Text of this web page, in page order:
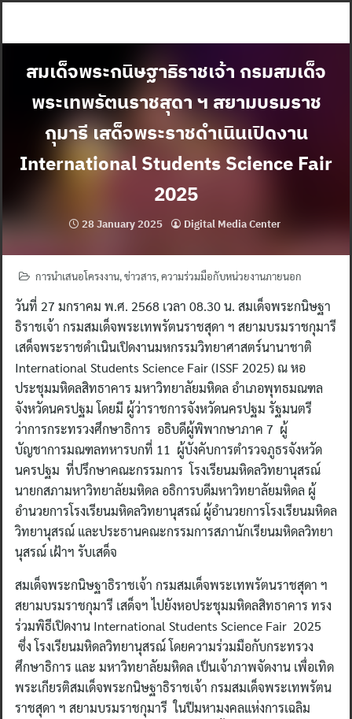
สมเด็จพระกนิษฐาธิราชเจ้า กรมสมเด็จ
พระเทพรัตนราชสุดา ฯ สยามบรมราช
กุมารี เสด็จพระราชดำเนินเปิดงาน
International Students Science Fair
2025
28 January 2025 Digital Media Center
การนำเสนอโครงงาน,ข่าวสาร,ความร่วมมือกับหน่วยงานภายนอก
วันที่ 27 มกราคม พ.ศ. 2568 เวลา 08.30 น. สมเด็จพระกนิษฐา
ธิราชเจ้า กรมสมเด็จพระเทพรัตนราชสุดา ฯ สยามบรมราชกุมารี
เสด็จพระราชดำเนินเปิดงานมหกรรมวิทยาศาสตร์นานาชาติ
International Students Science Fair (ISSF 2025) ณ หอ
ประชุมมหิดลสิทธาคาร มหาวิทยาลัยมหิดล อำเภอพุทธมณฑล
จังหวัดนครปฐม โดยมี ผู้ว่าราชการจังหวัดนครปฐม รัฐมนตรี
ว่าการกระทรวงศึกษาธิการ อธิบดีผู้พิพากษาภาค 7 ผู้
บัญชาการมณฑลทหารบกที่ 11 ผู้บังคับการตำรวจภูธรจังหวัด
นครปฐม ที่ปรึกษาคณะกรรมการ โรงเรียนมหิดลวิทยานุสรณ์
นายกสภามหาวิทยาลัยมหิดล อธิการบดีมหาวิทยาลัยมหิดล ผู้
อำนวยการโรงเรียนมหิดลวิทยานุสรณ์ ผู้อำนวยการโรงเรียนมหิดล
วิทยานุสรณ์ และประธานคณะกรรมการสภานักเรียนมหิดลวิทยา
นุสรณ์ เฝ้าฯ รับเสด็จ
สมเด็จพระกนิษฐาธิราชเจ้า กรมสมเด็จพระเทพรัตนราชสุดา ฯ
สยามบรมราชกุมารี เสด็จฯ ไปยังหอประชุมมหิดลสิทธาคาร ทรง
ร่วมพิธีเปิดงาน International Students Science Fair 2025
ซึ่ง โรงเรียนมหิดลวิทยานุสรณ์ โดยความร่วมมือกับกระทรวง
ศึกษาธิการ และ มหาวิทยาลัยมหิดล เป็นเจ้าภาพจัดงาน เพื่อเทิด
พระเกียรติสมเด็จพระกนิษฐาธิราชเจ้า กรมสมเด็จพระเทพรัตน
ราชสุดา ฯ สยามบรมราชกุมารี ในปีมหามงคลแห่งการเฉลิม